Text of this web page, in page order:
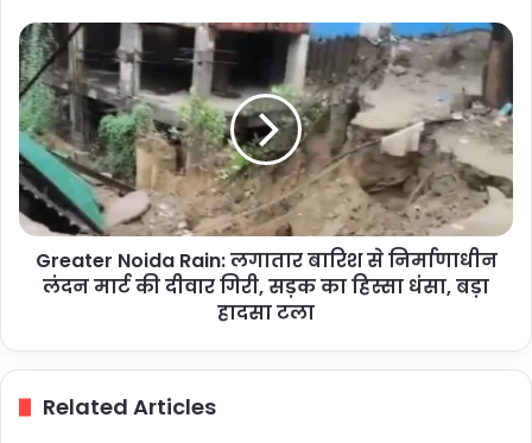
क्षतिग्रस्त,
बड़ा
हादसा
टला
Greater
Noida
Rain:
लगातार
बारिश
से
निर्माणाधीन
लंदन
मार्ट
दीवार
Greater Noida Rain: लगातार बारिश से निर्माणाधीन
लंदन मार्ट की दीवार गिरी, सड़क का हिस्सा धंसा, बड़ा
हादसा टला
Related Articles